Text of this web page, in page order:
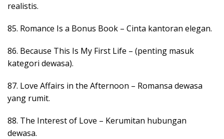
realistis.
85. Romance Is a Bonus Book – Cinta kantoran elegan.
86. Because This Is My First Life – (penting masuk
kategori dewasa).
87. Love Affairs in the Afternoon – Romansa dewasa
yang rumit.
88. The Interest of Love – Kerumitan hubungan
dewasa.